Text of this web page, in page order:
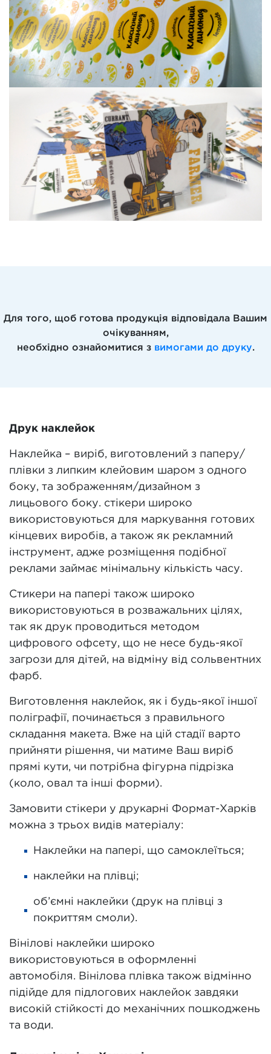
Для того, щоб готова продукція відповідала Вашим
очікуванням,
необхідно ознайомитися з вимогами до друку.
Друк наклейок
Наклейка – виріб, виготовлений з паперу/
плівки з липким клейовим шаром з одного
боку, та зображенням/дизайном з
лицьового боку. стікери широко
використовуються для маркування готових
кінцевих виробів, а також як рекламний
інструмент, адже розміщення подібної
реклами займає мінімальну кількість часу.
Стикери на папері також широко
використовуються в розважальних цілях,
так як друк проводиться методом
цифрового офсету, що не несе будь-якої
загрози для дітей, на відміну від сольвентних
фарб.
Виготовлення наклейок, як і будь-якої іншої
поліграфії, починається з правильного
складання макета. Вже на цій стадії варто
прийняти рішення, чи матиме Ваш виріб
прямі кути, чи потрібна фігурна підрізка
(коло, овал та інші форми).
Замовити стікери у друкарні Формат-Харків
можна з трьох видів матеріалу:
Наклейки на папері, що самоклеїться;
наклейки на плівці;
об’ємні наклейки (друк на плівці з
покриттям смоли).
Вінілові наклейки широко
використовуються в оформленні
автомобіля. Вінілова плівка також відмінно
підійде для підлогових наклейок завдяки
високій стійкості до механічних пошкоджень
та води.